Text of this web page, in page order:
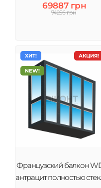
69887 грн
74256 грн
АКЦИЯ!
ХИТ!
NEW!
Французский балкон
антрацит полностью